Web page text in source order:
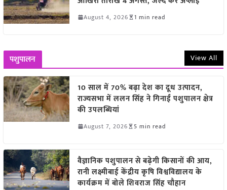
August 4, 2026 1 min read
पशुपालन View All
10 साल में 70% बढ़ा देश का दूध उत्पादन,
राज्यसभा में ललन सिंह ने गिनाईं पशुपालन क्षेत्र
की उपलब्धियां
August 7, 2026 5 min read
वैज्ञानिक पशुपालन से बढ़ेगी किसानों की आय,
रानी लक्ष्मीबाई केंद्रीय कृषि विश्वविद्यालय के
कार्यक्रम में बोले शिवराज सिंह चौहान